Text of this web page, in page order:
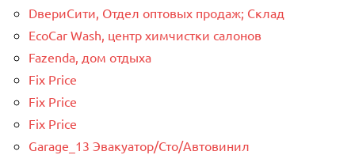
DвериСити, Отдел оптовых продаж; Склад
EcoCar Wash, центр химчистки салонов
Fazenda, дом отдыха
Fix Price
Fix Price
Fix Price
Garage_13 Эвакуатор/Сто/Автовинил